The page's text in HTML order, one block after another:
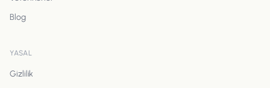
Blog
YASAL
Gizlilik